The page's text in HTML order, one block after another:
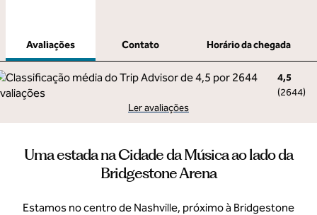
Avaliações Contato
Horário da chegada
4,5
(2644)
Ler avaliações
Uma estada na Cidade da Música ao lado da
Bridgestone Arena
Estamos no centro de Nashville, próximo à Bridgestone